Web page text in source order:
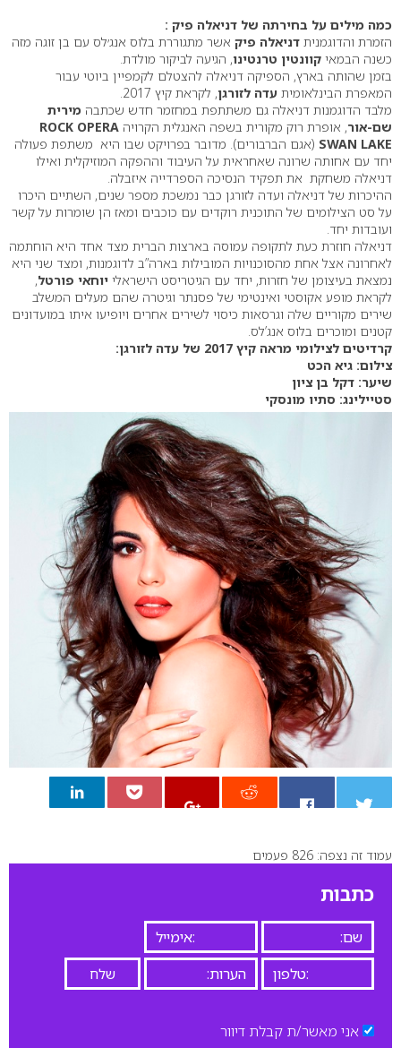
כמה מילים על בחירתה של דניאלה פיק :
הזמרת והדוגמנית דניאלה פיק אשר מתגוררת בלוס אנג׳לס עם בן זוגה מזה
כשנה הבמאי קוונטין טרנטינו, הגיעה לביקור מולדת.
בזמן שהותה בארץ, הספיקה דניאלה להצטלם לקמפיין ביוטי עבור
המאפרת הבינלאומית עדה לזורגן, לקראת קיץ 2017.
מלבד הדוגמנות דניאלה גם משתתפת במחזמר חדש שכתבה מירית
שם-אור, אופרת רוק מקורית בשפה האנגלית הקרויה ROCK OPERA
SWAN LAKE (אגם הברבורים). מדובר בפרויקט שבו היא משתפת פעולה
יחד עם אחותה שרונה שאחראית על העיבוד וההפקה המוזיקלית ואילו
דניאלה משחקת את תפקיד הנסיכה הספרדייה איזבלה.
ההיכרות של דניאלה ועדה לזורגן כבר נמשכת מספר שנים, השתיים היכרו
על סט הצילומים של התוכנית רוקדים עם כוכבים ומאז הן שומרות על קשר
ועובדות יחד.
דניאלה חוזרת כעת לתקופה עמוסה בארצות הברית מצד אחד היא הוחתמה
לאחרונה אצל אחת מהסוכנויות המובילות בארה”ב לדוגמנות, ומצד שני היא
נמצאת בעיצומן של חזרות, יחד עם הגיטריסט הישראלי יוחאי פורטל,
לקראת מופע אקוסטי ואינטימי של פסנתר וגיטרה שהם מעלים המשלב
שירים מקוריים שלה וגרסאות כיסוי לשירים אחרים ויופיעו איתו במועדונים
קטנים ומוכרים בלוס אנג’לס.
קרדיטים לצילומי מראה קיץ 2017 של עדה לזורגן:
צילום: גיא הכט
שיער: דקל בן ציון
סטיילינג: סתיו מונסקי
0
עמוד זה נצפה: 826 פעמים
כתבות
אני מאשר/ת קבלת דיוור